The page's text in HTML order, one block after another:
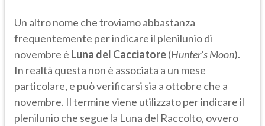
Un altro nome che troviamo abbastanza
frequentemente per indicare il plenilunio di
novembre è Luna del Cacciatore(Hunter's Moon).
In realtà questa non è associata a un mese
particolare, e può verificarsi sia a ottobre che a
novembre. Il termine viene utilizzato per indicare il
plenilunioche segue la Luna del Raccolto, ovvero